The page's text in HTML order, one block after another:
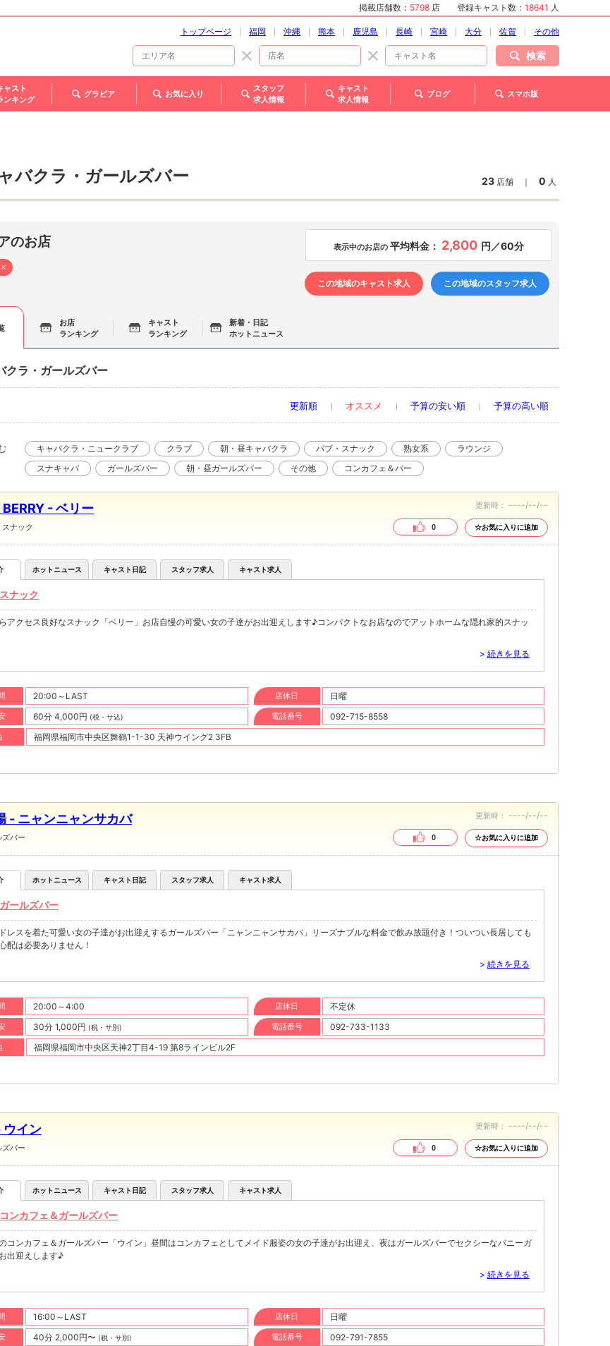
掲載店舗数： 5798 店 登録キャスト数： 18641 人
トップページ 福岡 沖縄 熊本 鹿児島 長崎 宮崎 大分 佐賀 その他
検索
ャスト
ンキング
グラビア お気に入り
スタッフ
求人情報
キャスト
求人情報
ブログ スマホ版
バクラ・ガールズバー 23 店舗 ｜ 0 人
のお店 表示中のお店の 平均料金： 2,800 円／60分
この地域のキャスト求人
この地域のスタッフ求人
お店
ランキング
キャスト
ランキング
新着・日記
ホットニュース
クラ・ガールズバー
更新順 オススメ 予算の安い順 予算の高い順
キャバクラ・ニュークラブ クラブ 朝・昼キャバクラ パブ・スナック 熟女系
ラウンジ
スナキャバ
ガールズバー 朝・昼ガールズバー その他 コンカフェ＆バー
- ベリー
ナック
更新時： ----/--/--
0 ☆お気に入りに追加
ホットニュース キャスト日記 スタッフ求人 キャスト求人
ナック
アクセス良好なスナック「ベリー」お店自慢の可愛い女の子達がお出迎えします♪コンパクトなお店なのでアットホームな隠れ家的スナッ
> 続きを見る
20:00～LAST 店休日 日曜
60分 4,000円 (税・サ込) 電話番号 092-715-8558
福岡県福岡市中央区舞鶴1-1-30 天神ウイング2 3FB
- ニャンニャンサカバ
ズバー
更新時： ----/--/--
0 ☆お気に入りに追加
ホットニュース キャスト日記 スタッフ求人 キャスト求人
ールズバー
レスを着た可愛い女の子達がお出迎えするガールズバー「ニャンニャンサカバ」リーズナブルな料金で飲み放題付き！ついつい長居しても
配は必要ありません！
> 続きを見る
20:00～4:00 店休日 不定休
30分 1,000円 (税・サ別) 電話番号 092-733-1133
福岡県福岡市中央区天神2丁目4-19 第8ラインビル2F
イン
ズバー
更新時： ----/--/--
0 ☆お気に入りに追加
ホットニュース キャスト日記 スタッフ求人 キャスト求人
ンカフェ＆ガールズバー
コンカフェ＆ガールズバー「ウイン」昼間はコンカフェとしてメイド服姿の女の子達がお出迎え、夜はガールズバーでセクシーなバニーガ
出迎えします♪
> 続きを見る
16:00～LAST 店休日 日曜
40分 2,000円〜 (税・サ別) 電話番号 092-791-7855